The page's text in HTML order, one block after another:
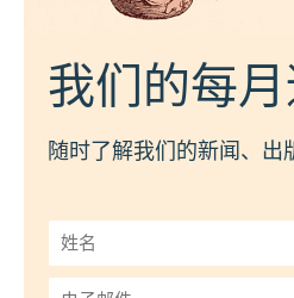
我们的每
随时了解我们的新闻、出
姓
名
*